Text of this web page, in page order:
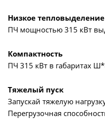
Низкое тепловыделение
ПЧ мощностью 315 кВт
Компактность
ПЧ 315 кВт в габаритах
Тяжелый пуск
Запускай тяжелую
Перегрузочная